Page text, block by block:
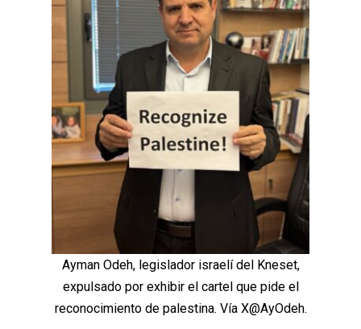
Ayman Odeh, legislador israelí del Kneset,
expulsado por exhibir el cartel que pide el
reconocimiento de palestina. Vía X@AyOdeh.